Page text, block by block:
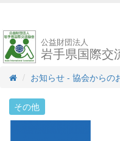
公益財団法人
岩手県国際交
お知らせ - 協会からの
その他